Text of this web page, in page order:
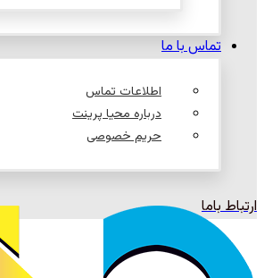
تماس با ما
اطلاعات تماس
درباره محیا پرینت
حریم خصوصی
ارتباط باما